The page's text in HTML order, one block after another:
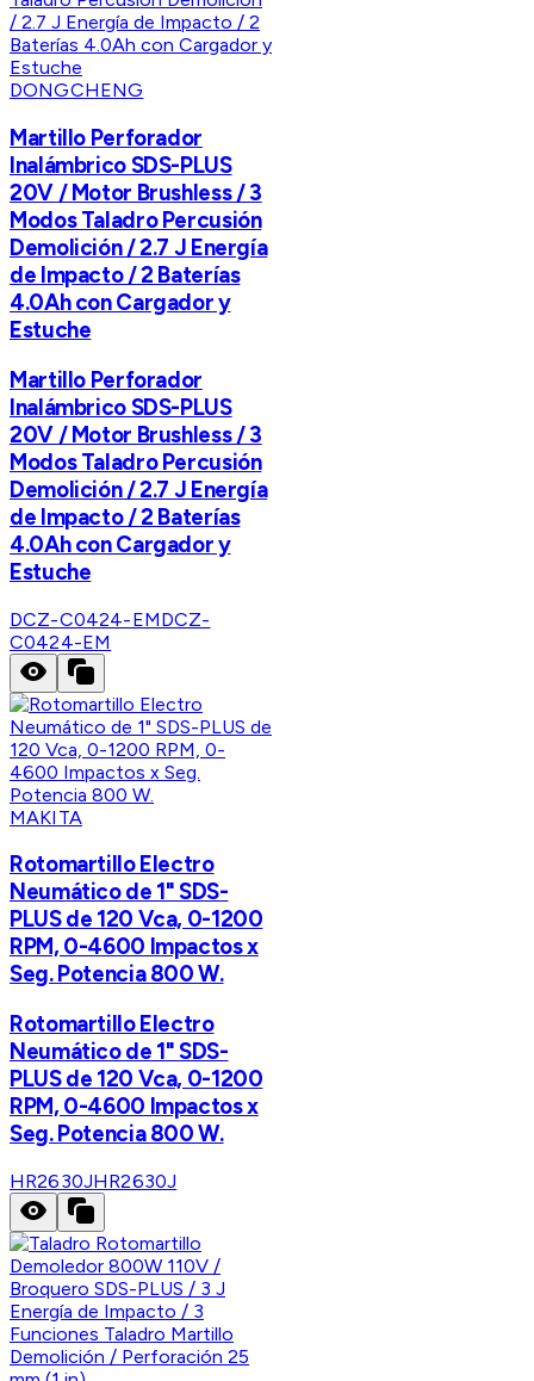
DONGCHENG
Martillo Perforador
Inalámbrico SDS-PLUS
20V / Motor Brushless / 3
Modos Taladro Percusión
Demolición / 2.7 J Energía
de Impacto / 2 Baterías
4.0Ah con Cargador y
Estuche
Martillo Perforador
Inalámbrico SDS-PLUS
20V / Motor Brushless / 3
Modos Taladro Percusión
Demolición / 2.7 J Energía
de Impacto / 2 Baterías
4.0Ah con Cargador y
Estuche
DCZ-C0424-EMDCZ-
C0424-EM
MAKITA
Rotomartillo Electro
Neumático de 1" SDS-
PLUS de 120 Vca, 0-1200
RPM, 0-4600 Impactos x
Seg. Potencia 800 W.
Rotomartillo Electro
Neumático de 1" SDS-
PLUS de 120 Vca, 0-1200
RPM, 0-4600 Impactos x
Seg. Potencia 800 W.
HR2630JHR2630J